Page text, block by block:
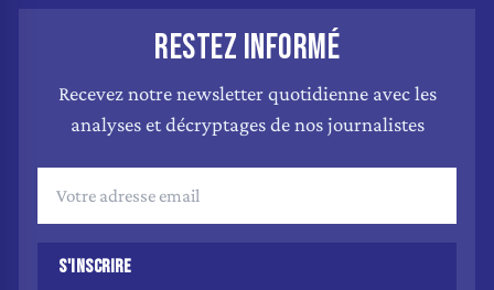
RESTEZ INFORMÉ
Recevez notre newsletter quotidienne avec les
analyses et décryptages de nos journalistes
S'INSCRIRE